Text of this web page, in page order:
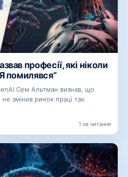
професії, які ніколи
помилявся”
Сем Альтман визнав, що
змінив ринок праці так
1 хв читання